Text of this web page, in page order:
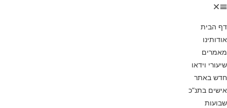
דף הבית
אודותינו
מאמרים
שיעורי וידאו
חדש באתר
אישים בתנ”כ
שבועות